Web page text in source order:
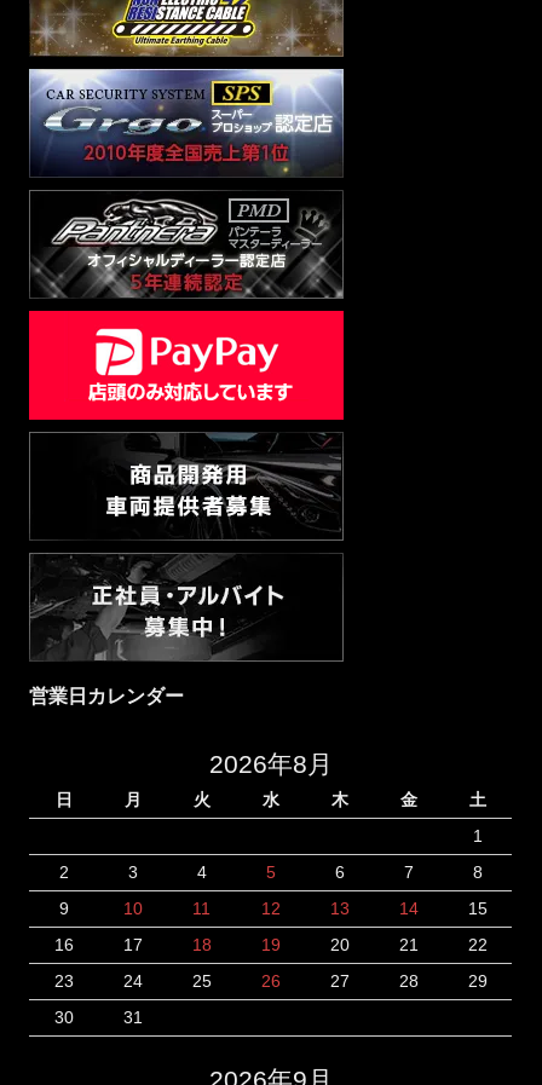
営業日カレンダー
2026年8月
日 月 火 水 木 金
土
1
2
3 4 5 6 7
8
9
10 11 12 13 14
15
16
17 18 19 20 21
22
23
24 25 26 27 28
29
30
31
2026年9月